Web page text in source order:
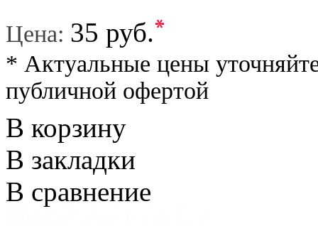
Цена: 35 руб.*
* Актуальные цены
публичной офертой
В корзину
В закладки
В сравнение